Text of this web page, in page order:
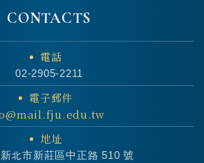
CONTACTS
電話
02-2905-2211
電子郵件
地址
北市新莊區中正路 510 號